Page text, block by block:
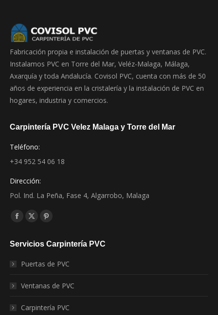
Fabricación propia e instalación de puertas y ventanas de PVC.
Instalamos PVC en Torre del Mar, Veléz-Malaga, Málaga,
Axarquía y toda Andalucía. Covisol PVC, cuenta con más de 50
años de experiencia en la cristalería y la instalación de PVC en
hogares, industria y comercios.
Carpintería PVC Velez Malaga y Torre del Mar
Teléfono:
+34 952 54 06 18
Dirección:
Pol. Ind. La Peña, Fase 4, Algarrobo, Malaga
Encuéntranos en:
Facebook
opens
window
X
opens
window
Pinterest
opens
in
window
Servicios Carpintería PVC
Puertas de PVC
Ventanas de PVC
Carpintería PVC